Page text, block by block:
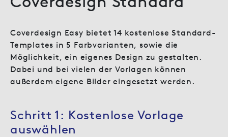
Coverdesign Easy bietet 14 kostenlose Standard-
Templates in 5 Farbvarianten, sowie die
Möglichkeit, ein eigenes Design zu gestalten.
Dabei und bei vielen der Vorlagen können
außerdem eigene Bilder eingesetzt werden.
Schritt 1: Kostenlose Vorlage
auswählen